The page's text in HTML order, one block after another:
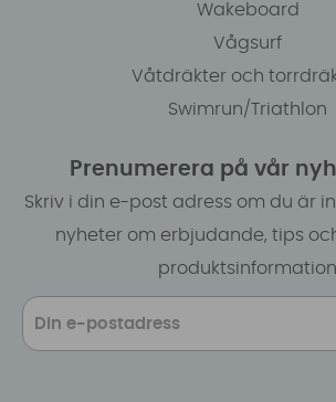
Wakeboard
Vågsurf
Våtdräkter och
Swimrun/Triathlon
Prenumerera på vår
Skriv i din e-post adress om du är
nyheter om erbjudande, tips
produktsinformation